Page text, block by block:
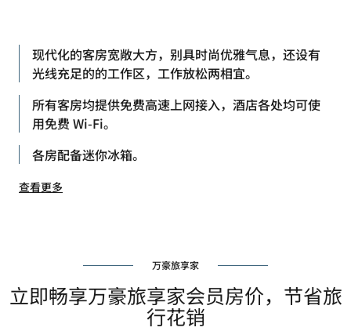
现代化的客房宽敞大方，别具时尚优雅气息，还设有
光线充足的的工作区，工作放松两相宜。
所有客房均提供免费高速上网接入，酒店各处均可使
用免费 Wi-Fi。
各房配备迷你冰箱。
查看更多
万豪旅享家
立即畅享万豪旅享家会员房价，节省旅
行花销